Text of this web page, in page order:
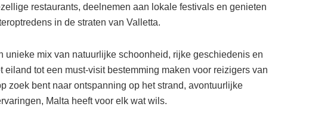
restaurants, deelnemen aan lokale festivals en genieten
in de straten van Valletta.
unieke mix van natuurlijke schoonheid, rijke geschiedenis en
eiland tot een must-visit bestemming maken voor reizigers van
zoek bent naar ontspanning op het strand, avontuurlijke
Malta heeft voor elk wat wils.